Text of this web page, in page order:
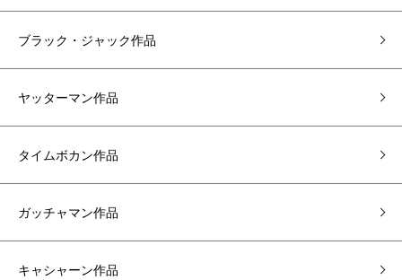
ブラック・ジャック作品
ヤッターマン作品
タイムボカン作品
ガッチャマン作品
キャシャーン作品